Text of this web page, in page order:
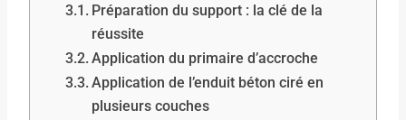
Préparation du support : la clé de la
réussite
Application du primaire d’accroche
Application de l’enduit béton ciré en
plusieurs couches